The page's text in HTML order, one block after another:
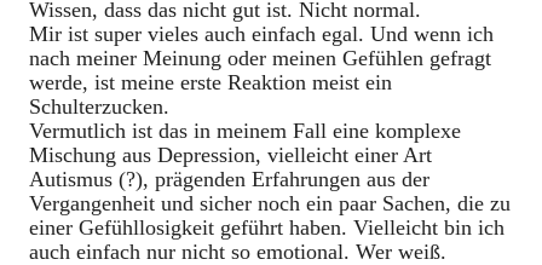
Wissen, dass das nicht gut ist. Nicht normal.
Mir ist super vieles auch einfach egal. Und wenn ich
nach meiner Meinung oder meinen Gefühlen gefragt
werde, ist meine erste Reaktion meist ein
Schulterzucken.
Vermutlich ist das in meinem Fall eine komplexe
Mischung aus Depression, vielleicht einer Art
Autismus (?), prägenden Erfahrungen aus der
Vergangenheit und sicher noch ein paar Sachen, die zu
einer Gefühllosigkeit geführt haben. Vielleicht bin ich
auch einfach nur nicht so emotional. Wer weiß.